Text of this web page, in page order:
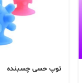
توپ حسی چسبنده